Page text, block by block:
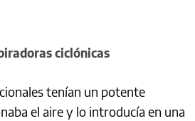
ciclónicas
tenían un potente
el aire y lo introducía en una